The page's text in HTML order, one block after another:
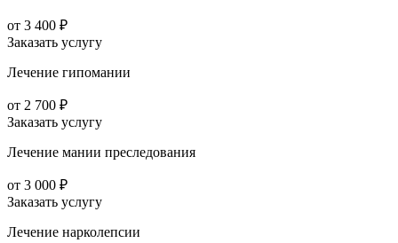
от 3 400 ₽
Заказать услугу
Лечение гипомании
от 2 700 ₽
Заказать услугу
Лечение мании преследования
от 3 000 ₽
Заказать услугу
Лечение нарколепсии